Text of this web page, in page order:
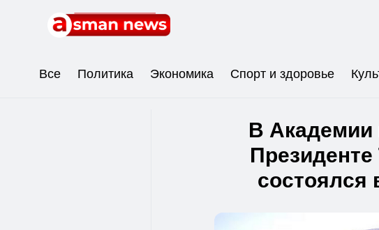
Все Политика Экономика Спорт и здоровье
В Академии
состоялся